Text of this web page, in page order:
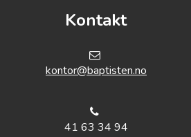
Kontakt
kontor@baptisten.no
41 63 34 94